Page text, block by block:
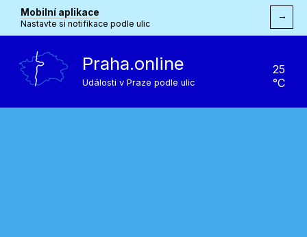
Mobilní aplikace
Nastavte si notifikace podle ulic
→
Praha.online
Události v Praze podle ulic
25
°C